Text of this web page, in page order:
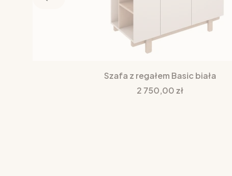
Szafa z regałem Basic biała
Cena
2 750,00 zł